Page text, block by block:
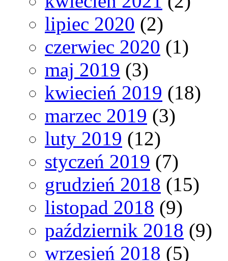
lipiec 2020 (2)
czerwiec 2020 (1)
maj 2019 (3)
kwiecień 2019 (18)
marzec 2019 (3)
luty 2019 (12)
styczeń 2019 (7)
grudzień 2018 (15)
listopad 2018 (9)
październik 2018 (9)
wrzesień 2018 (5)